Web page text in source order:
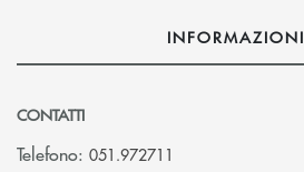
INFORMAZIONI
CONTATTI
Telefono: 051.972711